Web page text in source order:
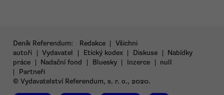
Deník Referendum: Redakce | Všichni
autoři | Vydavatel | Etický kodex | Diskuse | Nabídky
práce | Nadační fond | Bluesky | Inzerce | null
|
Partneři
© Vydavatelství Referendum, s. r. o., 2020.